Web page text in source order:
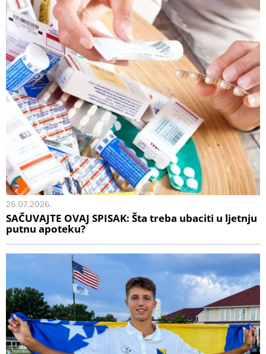
26.07.2026.
SAČUVAJTE OVAJ SPISAK: Šta treba ubaciti u ljetnju
putnu apoteku?